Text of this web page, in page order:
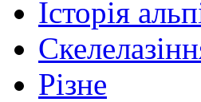
Історія
Різне